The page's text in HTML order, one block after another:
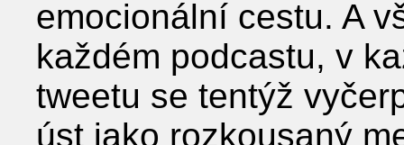
emocionální cestu. A
každém podcastu, v
tweetu se tentýž
úst jako rozkousaný